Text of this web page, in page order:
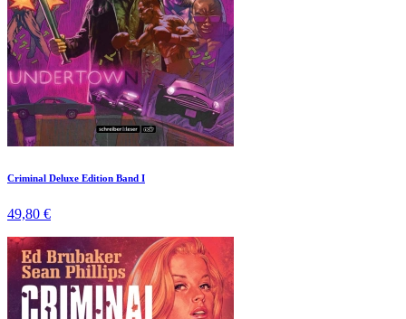
Criminal Deluxe Edition Band I
49,80 €